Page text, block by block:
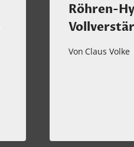
Röhren-
Von Claus Volke